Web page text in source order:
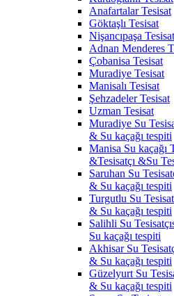
Anafartalar Tesisat
Göktaşlı Tesisat
Nişancıpaşa Tesisat
Adnan Menderes
Çobanisa Tesisat
Muradiye Tesisat
Manisalı Tesisat
Şehzadeler Tesisat
Uzman Tesisat
Muradiye Su
& Su kaçağı tespiti
Manisa Su kaçağı
&Tesisatçı &Su
Saruhan Su
& Su kaçağı tespiti
Turgutlu Su
& Su kaçağı tespiti
Salihli Su
Su kaçağı tespiti
Akhisar Su
& Su kaçağı tespiti
Güzelyurt Su
& Su kaçağı tespiti